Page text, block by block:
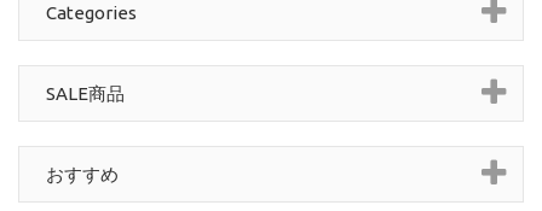
Categories
SALE商品
おすすめ